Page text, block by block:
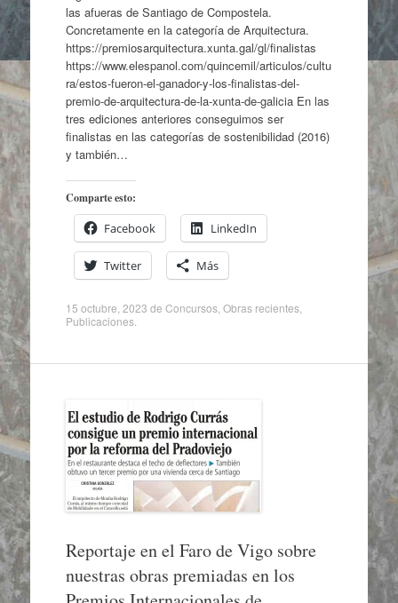
las afueras de Santiago de Compostela.
Concretamente en la categoría de Arquitectura.
https://premiosarquitectura.xunta.gal/gl/finalistas
https://www.elespanol.com/quincemil/articulos/cultu
ra/estos-fueron-el-ganador-y-los-finalistas-del-
premio-de-arquitectura-de-la-xunta-de-galicia En las
tres ediciones anteriores conseguimos ser
finalistas en las categorías de sostenibilidad (2016)
y también…
Comparte esto:
Facebook LinkedIn
Twitter Más
15 octubre, 2023 de Concursos, Obras recientes,
Publicaciones.
Reportaje en el Faro de Vigo sobre
nuestras obras premiadas en los